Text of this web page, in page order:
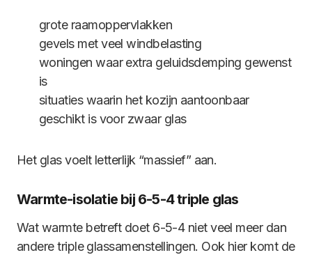
grote raamoppervlakken
gevels met veel windbelasting
woningen waar extra geluidsdemping gewenst
is
situaties waarin het kozijn aantoonbaar
geschikt is voor zwaar glas
Het glas voelt letterlijk “massief” aan.
Warmte-isolatie bij 6-5-4 triple glas
Wat warmte betreft doet 6-5-4 niet veel meer dan
andere triple glassamenstellingen. Ook hier komt de